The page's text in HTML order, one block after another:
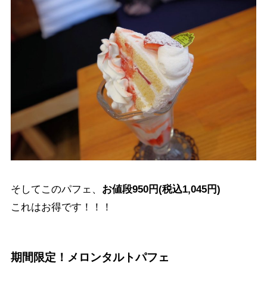
そしてこのパフェ、 お値段950円(税込1,045円)
これはお得です！！！
期間限定！メロンタルトパフェ